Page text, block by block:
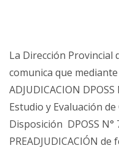
La Dirección Provincial
comunica que mediante
ADJUDICACION
Estudio y Evaluación
Disposición DPOSS N°
PREADJUDICACIÓN